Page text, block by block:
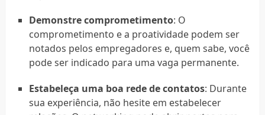
Demonstre comprometimento: O
comprometimento e a proatividade podem ser
notados pelos empregadores e, quem sabe, você
pode ser indicado para uma vaga permanente.
Estabeleça uma boa rede de contatos: Durante
sua experiência, não hesite em estabelecer